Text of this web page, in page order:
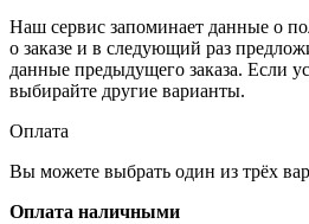
Наш сервис запоминает данные о
о заказе и в следующий раз
данные предыдущего заказа. Если
выбирайте другие варианты.
Оплата
Вы можете выбрать один из трёх
Оплата наличными